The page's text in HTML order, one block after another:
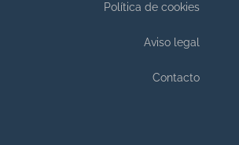
Política de cookies
Aviso legal
Contacto